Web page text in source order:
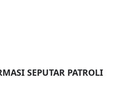
SEPUTAR PATROLI